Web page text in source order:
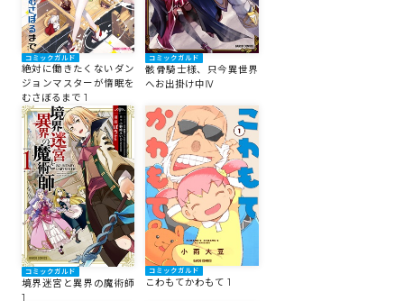
コミックガルド
絶対に働きたくないダン
ジョンマスターが惰眠を
むさぼるまで 1
コミックガルド
骸骨騎士様、只今異世界
へお出掛け中Ⅳ
コミックガルド
境界迷宮と異界の魔術師
1
コミックガルド
こわもてかわもて 1